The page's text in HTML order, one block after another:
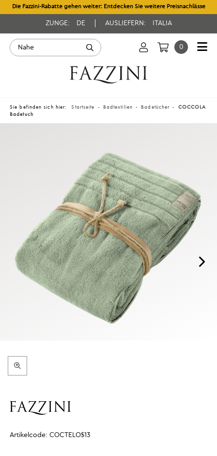
Die Fazzini-Rabatte gehen weiter: Entdecken Sie weitere Preisnachlässe
ZUNGE: DE AUSLIEFERN: ITALIA
0
Sie befinden sich hier: Startseite Badtextilien Badetücher
COCCOLA
Badetuch
Artikelcode: COCTELO$13